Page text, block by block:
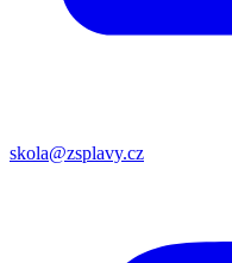
skola@zsplavy.cz